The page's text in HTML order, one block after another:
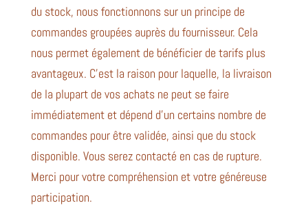
du stock, nous fonctionnons sur un principe de
commandes groupées auprès du fournisseur. Cela
nous permet également de bénéficier de tarifs plus
avantageux. C’est la raison pour laquelle, la livraison
de la plupart de vos achats ne peut se faire
immédiatement et dépend d’un certains nombre de
commandes pour être validée, ainsi que du stock
disponible. Vous serez contacté en cas de rupture.
Merci pour votre compréhension et votre généreuse
participation.